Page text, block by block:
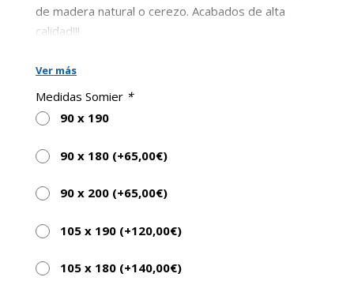
de madera natural o cerezo. Acabados de alta
calidad!!!
Ver más
Medidas Somier *
90 x 190
90 x 180 (+65,00€)
90 x 200 (+65,00€)
105 x 190 (+120,00€)
105 x 180 (+140,00€)